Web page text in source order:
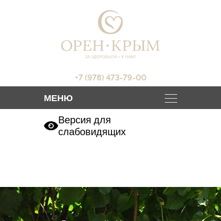
+7 (978) 473-79-00
Версия для
слабовидящих